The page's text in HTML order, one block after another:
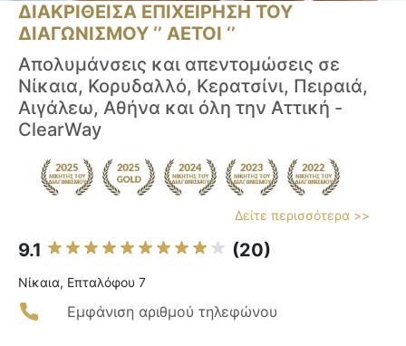
ΔΙΑΚΡΙΘΕΙΣΑ ΕΠΙΧΕΙΡΗΣΗ ΤΟΥ
ΔΙΑΓΩΝΙΣΜΟΥ ‘’ ΑΕΤΟΙ ‘’
Απολυμάνσεις και απεντομώσεις σε
Νίκαια, Κορυδαλλό, Κερατσίνι, Πειραιά,
Αιγάλεω, Αθήνα και όλη την Αττική -
ClearWay
Δείτε περισσότερα >>
9.1 (20)
Νίκαια, Επταλόφου 7
Εμφάνιση αριθμού τηλεφώνου